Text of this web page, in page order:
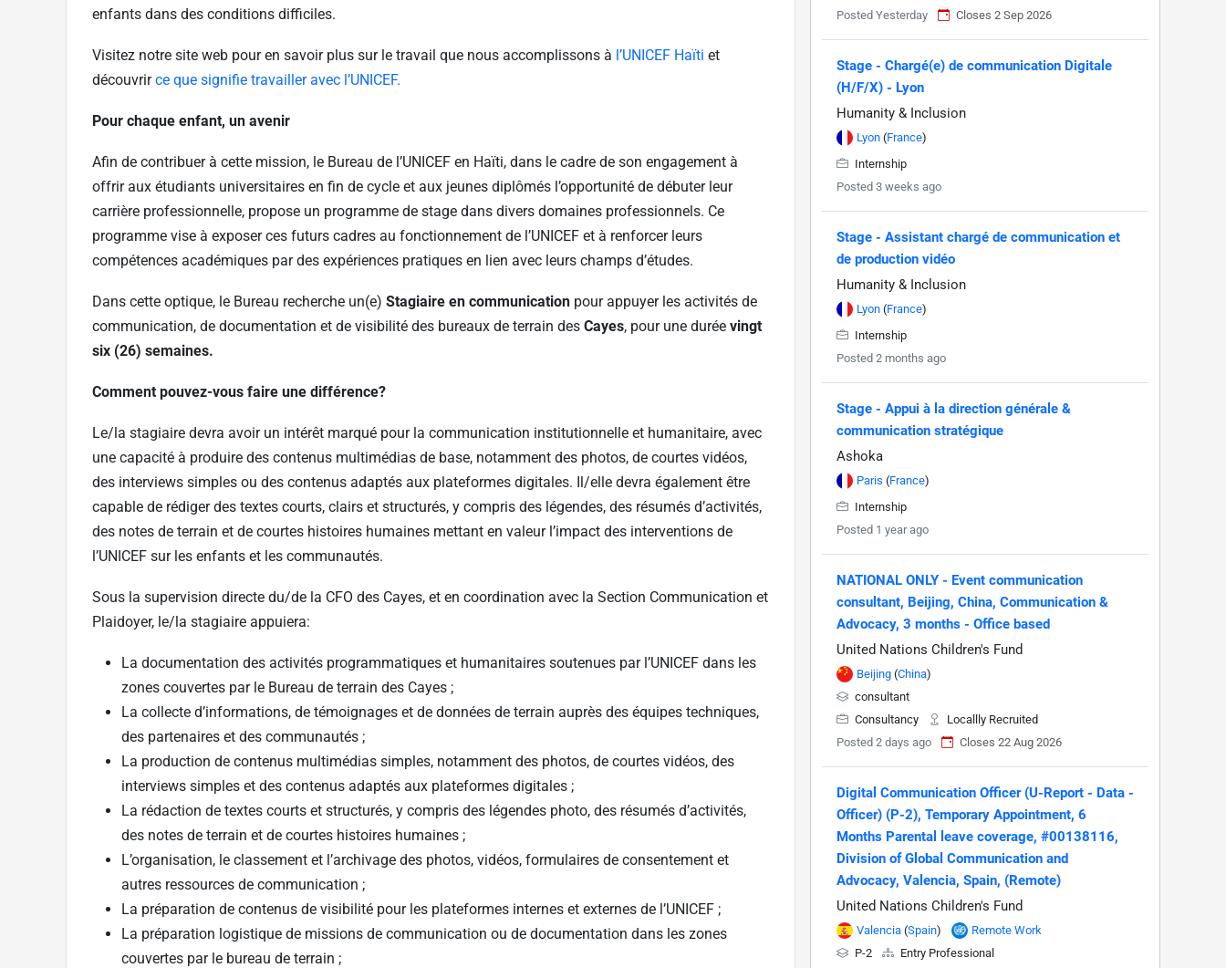
enfants dans des conditions difficiles.
Visitez notre site web pour en savoir plus sur le travail que nous accomplissons à l’UNICEF Haïti et
découvrirce que signifie travailler avec l’UNICEF.
Pour chaque enfant, un avenir
Afin de contribuer à cette mission, le Bureau de l’UNICEF en Haïti, dans le cadre de son engagement à
offrir aux étudiants universitaires en fin de cycle et aux jeunes diplômés l’opportunité de débuter leur
carrière professionnelle, propose un programme de stage dans divers domaines professionnels. Ce
programme vise à exposer ces futurs cadres au fonctionnement de l’UNICEF et à renforcer leurs
compétences académiques par des expériences pratiques en lien avec leurs champs d’études.
Dans cette optique, le Bureau recherche un(e) Stagiaire en communication pour appuyer les activités de
communication, de documentation et de visibilité des bureaux de terrain des Cayes, pour une durée vingt
six (26) semaines.
Comment pouvez-vous faire une différence?
Le/la stagiaire devra avoir un intérêt marqué pour la communication institutionnelle et humanitaire, avec
une capacité à produire des contenus multimédias de base, notamment des photos, de courtes vidéos,
des interviews simples ou des contenus adaptés aux plateformes digitales. Il/elle devra également être
capable de rédiger des textes courts, clairs et structurés, y compris des légendes, des résumés d’activités,
des notes de terrain et de courtes histoires humaines mettant en valeur l’impact des interventions de
l’UNICEF sur les enfants et les communautés.
Sous la supervision directe du/de la CFO des Cayes, et en coordination avec la Section Communication et
Plaidoyer, le/la stagiaire appuiera:
La documentation des activités programmatiques et humanitaires soutenues par l’UNICEF dans les
zones couvertes par le Bureau de terrain des Cayes ;
La collecte d’informations, de témoignages et de données de terrain auprès des équipes techniques,
des partenaires et des communautés ;
La production de contenus multimédias simples, notamment des photos, de courtes vidéos, des
interviews simples et des contenus adaptés aux plateformes digitales ;
La rédaction de textes courts et structurés, y compris des légendes photo, des résumés d’activités,
des notes de terrain et de courtes histoires humaines ;
L’organisation, le classement et l’archivage des photos, vidéos, formulaires de consentement et
autres ressources de communication ;
La préparation de contenus de visibilité pour les plateformes internes et externes de l’UNICEF ;
La préparation logistique de missions de communication ou de documentation dans les zones
couvertes par le bureau de terrain ;
Posted Yesterday
Closes 2 Sep 2026
Stage - Chargé(e) de communication Digitale
(H/F/X) - Lyon
Humanity & Inclusion
Lyon (France)
Internship
Posted 3 weeks ago
Stage - Assistant chargé de communication et
de production vidéo
Humanity & Inclusion
Lyon (France)
Internship
Posted 2 months ago
Stage - Appui à la direction générale &
communication stratégique
Ashoka
Paris (France)
Internship
Posted 1 year ago
NATIONAL ONLY - Event communication
consultant, Beijing, China, Communication &
Advocacy, 3 months - Office based
United Nations Children's Fund
Beijing (China)
consultant
Consultancy
Locallly Recruited
Posted 2 days ago
Closes 22 Aug 2026
Digital Communication Officer (U-Report - Data -
Officer) (P-2), Temporary Appointment, 6
Months Parental leave coverage, #00138116,
Division of Global Communication and
Advocacy, Valencia, Spain, (Remote)
United Nations Children's Fund
Valencia (Spain)
Remote Work
P-2
Entry Professional